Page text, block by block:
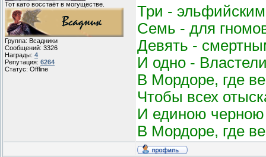
Тот като восстаёт в могуществе.
Группа: Всадники
Сообщений: 3326
Награды: 4
Репутация: 6264
Статус: Offline
Три -
Семь - для
Девять -
И одно -
В Мордоре, где
Чтобы всех
И единою черною
В Мордоре, где